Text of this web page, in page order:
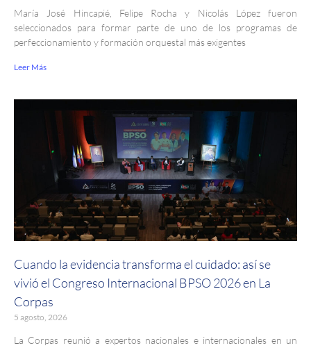
María José Hincapié, Felipe Rocha y Nicolás López fueron
seleccionados para formar parte de uno de los programas de
perfeccionamiento y formación orquestal más exigentes
Leer Más
Cuando la evidencia transforma el cuidado: así se
vivió el Congreso Internacional BPSO 2026 en La
Corpas
5 agosto, 2026
La Corpas reunió a expertos nacionales e internacionales en un